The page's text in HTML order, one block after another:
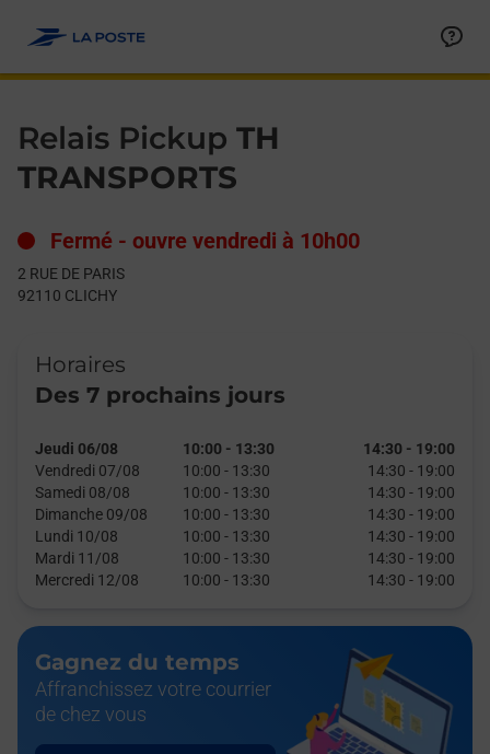
Relais Pickup TH
TRANSPORTS
Fermé - ouvre vendredi à 10h00
2 RUE DE PARIS
92110 CLICHY
Horaires
Des 7 prochains jours
Jeudi 06/08 10:00 - 13:30 14:30 - 19:00
Vendredi 07/08
10:00 - 13:30 14:30 - 19:00
Samedi 08/08
10:00 - 13:30 14:30 - 19:00
Dimanche 09/08
10:00 - 13:30 14:30 - 19:00
Lundi 10/08
10:00 - 13:30 14:30 - 19:00
Mardi 11/08
10:00 - 13:30 14:30 - 19:00
Mercredi 12/08
10:00 - 13:30 14:30 - 19:00
Gagnez du temps
Affranchissez votre courrier
de chez vous